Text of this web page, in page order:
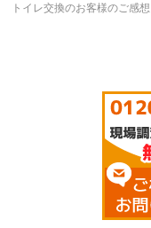
トイレ交換のお客様のご感想